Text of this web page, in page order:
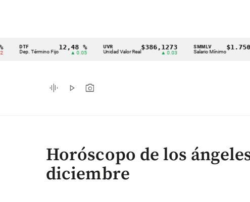
Cintillo
indicadores
económicos
DTF
Dep. Término Fijo
12,48 %
▲ 0.05
UVR
Unidad Valor Real
$386,1273 SMMLV
Salario Mínimo
$1.750.905
graphic_eq play_arrow photo_camera
Horóscopo de los
diciembre